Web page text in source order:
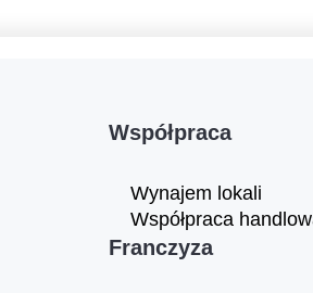
Współpraca
Wynajem lokali
Współpraca
Franczyza